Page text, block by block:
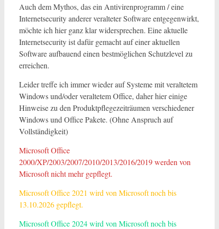
Auch dem Mythos, das ein Antivirenprogramm / eine
Internetsecurity anderer veralteter Software entgegenwirkt,
möchte ich hier ganz klar widersprechen. Eine aktuelle
Internetsecurity ist dafür gemacht auf einer aktuellen
Software aufbauend einen bestmöglichen Schutzlevel zu
erreichen.
Leider treffe ich immer wieder auf Systeme mit veraltetem
Windows und/oder veraltetem Office, daher hier einige
Hinweise zu den Produktpflegezeiträumen verschiedener
Windows und Office Pakete. (Ohne Anspruch auf
Vollständigkeit)
Microsoft Office
2000/XP/2003/2007/2010/2013/2016/2019 werden von
Microsoft nicht mehr gepflegt.
Microsoft Office 2021 wird von Microsoft noch bis
13.10.2026 gepflegt.
Microsoft Office 2024 wird von Microsoft noch bis